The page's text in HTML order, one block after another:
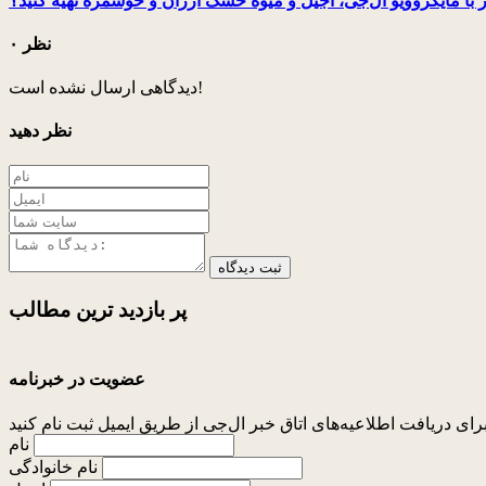
۰ نظر
دیدگاهی ارسال نشده است!
نظر دهید
ثبت دیدگاه
پر بازدید ترین مطالب
عضویت در خبرنامه
نام
نام خانوادگی